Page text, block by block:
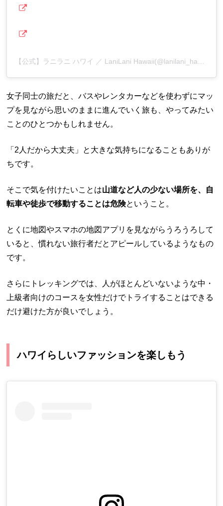
女子同士の旅だと、バスやレンタカーなどを使わずにマッ
プを見ながら思いのままに進んでいく旅も、やってみたい
ことのひとつかもしれません。
「2人だから大丈夫」と大きな気持ちになることもありが
ちです。
そこで気を付けたいことは山道など人の少ない場所を、自
転車や徒歩で移動することは危険ということ。
とくに地図やスマホの地図アプリを見ながらうろうろして
いると、慣れない旅行者だとアピールしているようなもの
です。
さらにトレッキングでは、人がほとんどいないような中・
上級者向けのコースを女性だけでトライすることはできる
だけ避けた方が良いでしょう。
ハワイらしいファッションを楽しもう